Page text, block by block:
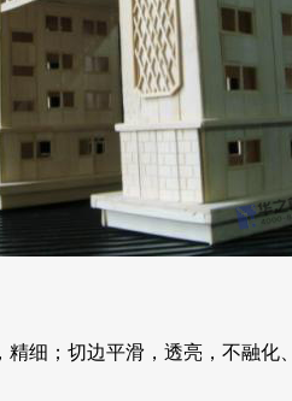
精细；切边平滑，透亮，不融化